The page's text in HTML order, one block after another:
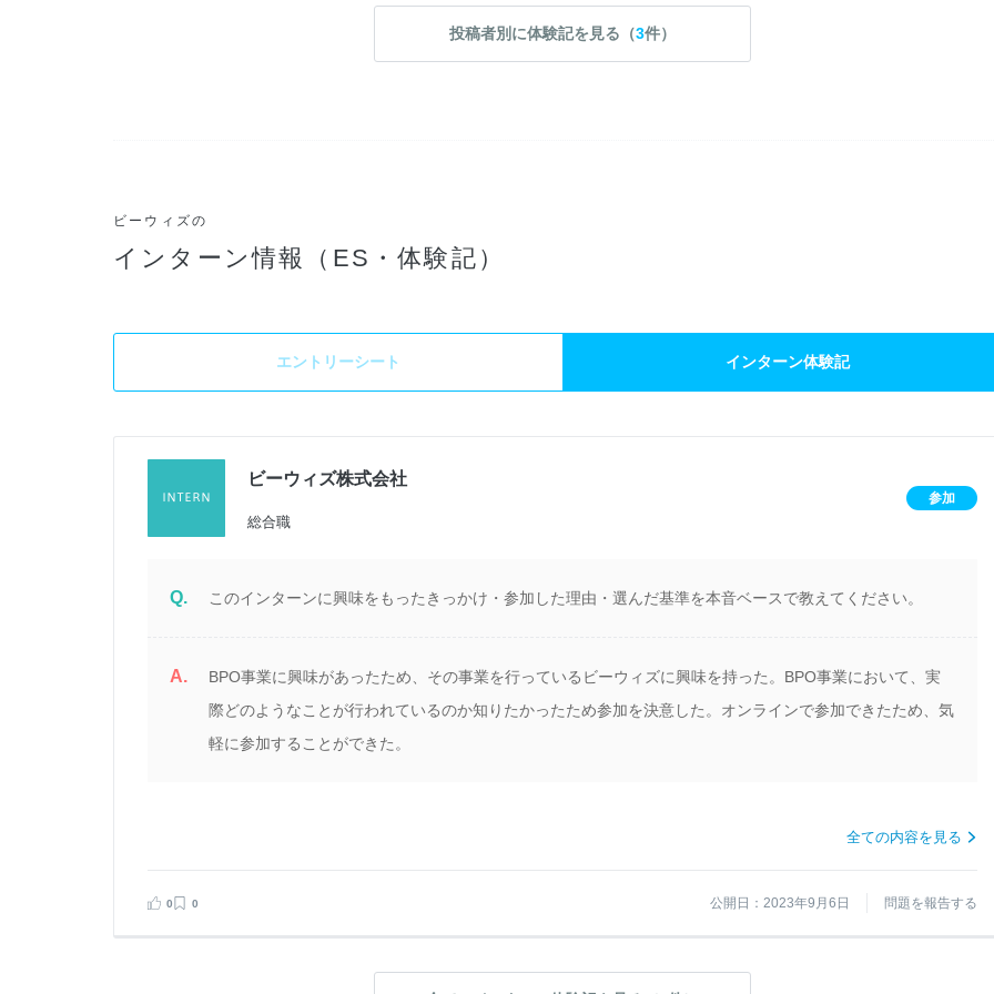
投稿者別に体験記を見る（3件）
ビーウィズの
インターン情報（ES・体験記）
エントリーシート インターン体験記
ビーウィズ株式会社
総合職
参加
Q. このインターンに興味をもったきっかけ・参加した理由・選んだ基準を本音ベースで教えてください。
A.
BPO事業に興味があったため、その事業を行っているビーウィズに興味を持った。BPO事業において、実
際どのようなことが行われているのか知りたかったため参加を決意した。オンラインで参加できたため、気
軽に参加することができた。
全ての内容を見る
0 0 公開日：2023年9月6日 問題を報告する